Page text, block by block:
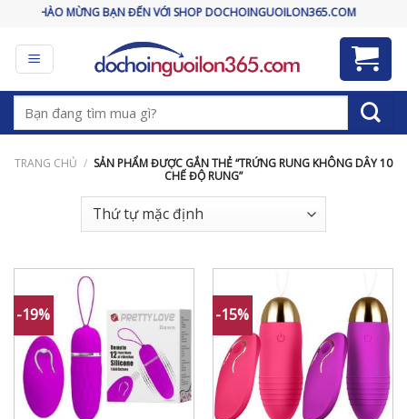
content
CHÀO MỪNG BẠN ĐẾN VỚI SHOP DOCHOINGUOILON365.COM
Tìm
kiếm:
TRANG CHỦ / SẢN PHẨM ĐƯỢC GẮN THẺ “TRỨNG RUNG KHÔNG DÂY 10
CHẾ ĐỘ RUNG”
-19% -15%